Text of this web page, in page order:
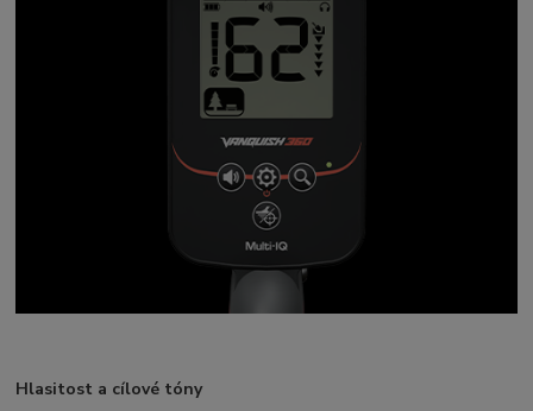
Hlasitost a cílové tóny